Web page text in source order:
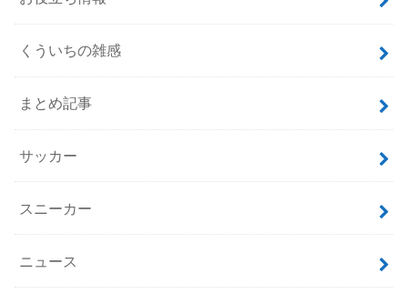
くういちの雑感
まとめ記事
サッカー
スニーカー
ニュース